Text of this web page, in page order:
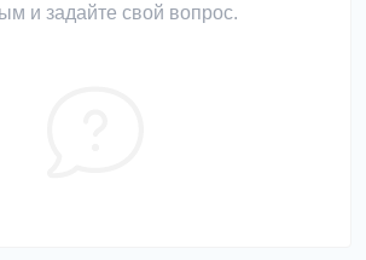
и задайте свой вопрос.